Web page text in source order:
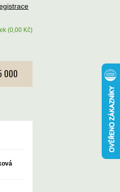
(0,00 Kč)
000